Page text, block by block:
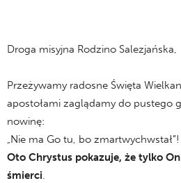
Droga misyjna Rodzino Salezjańska,
Przeżywamy radosne Święta
apostołami zaglądamy do pustego
nowinę:
„Nie ma Go tu, bo
Oto Chrystus pokazuje, że tylko
śmierci.